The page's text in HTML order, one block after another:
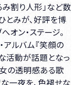
み割り人形」など数
とみが、好評を博
オン・ステージ。
アルバム『笑顔の
活動が話題となっ
の透明感ある歌
一夜を、色褪せな